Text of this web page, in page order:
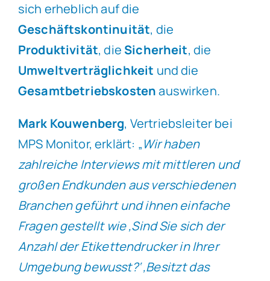
sich erheblich auf die
Geschäftskontinuität, die
Produktivität, die Sicherheit, die
Umweltverträglichkeit und die
Gesamtbetriebskostenauswirken.
Mark Kouwenberg, Vertriebsleiter bei
MPS Monitor, erklärt: „Wir haben
zahlreiche Interviews mit mittleren und
großen Endkunden aus verschiedenen
Branchen geführt und ihnen einfache
Fragen gestellt wie ‚Sind Sie sich der
Anzahl der Etikettendrucker in Ihrer
Umgebung bewusst?‘ ‚Besitzt das